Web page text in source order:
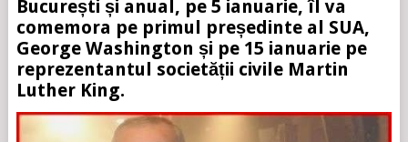
București și anual, pe 5 ianuarie, îl va
comemora pe primul președinte al SUA,
George Washington și pe 15 ianuarie pe
reprezentantul societății civile Martin
Luther King.